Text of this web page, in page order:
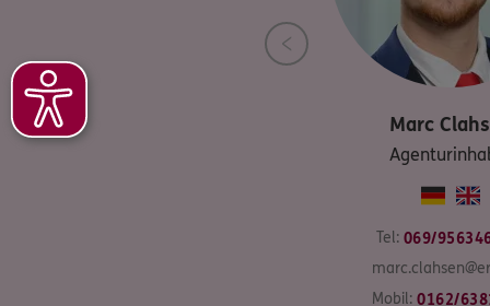
Marc
Tel: 069/
Mobil: 0162/